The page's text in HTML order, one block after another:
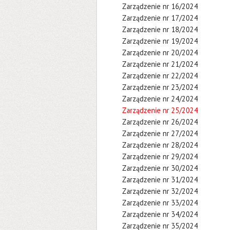
Zarządzenie nr 16/2024
Zarządzenie nr 17/2024
Zarządzenie nr 18/2024
Zarządzenie nr 19/2024
Zarządzenie nr 20/2024
Zarządzenie nr 21/2024
Zarządzenie nr 22/2024
Zarządzenie nr 23/2024
Zarządzenie nr 24/2024
Zarządzenie nr 25/2024
Zarządzenie nr 26/2024
Zarządzenie nr 27/2024
Zarządzenie nr 28/2024
Zarządzenie nr 29/2024
Zarządzenie nr 30/2024
Zarządzenie nr 31/2024
Zarządzenie nr 32/2024
Zarządzenie nr 33/2024
Zarządzenie nr 34/2024
Zarządzenie nr 35/2024